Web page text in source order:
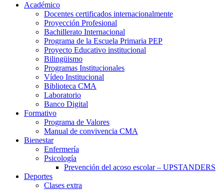
Académico
Docentes certificados internacionalmente
Proyección Profesional
Bachillerato Internacional
Programa de la Escuela Primaria PEP
Proyecto Educativo institucional
Bilingüismo
Programas Institucionales
Vídeo Institucional
Biblioteca CMA
Laboratorio
Banco Digital
Formativo
Programa de Valores
Manual de convivencia CMA
Bienestar
Enfermería
Psicología
Prevención del acoso escolar – UPSTANDERS
Deportes
Clases extra